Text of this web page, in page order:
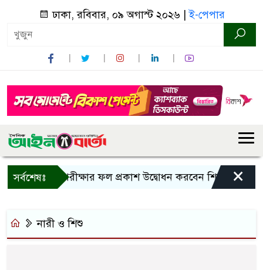
ঢাকা, রবিবার, ০৯ অগাস্ট ২০২৬ |ই-পেপার
সর্বশেষঃ
এসএসসি পরীক্ষার ফল প্রকাশ উদ্বোধন করবেন শিক্ষামন্ত্রী×
নারী ও শিশু